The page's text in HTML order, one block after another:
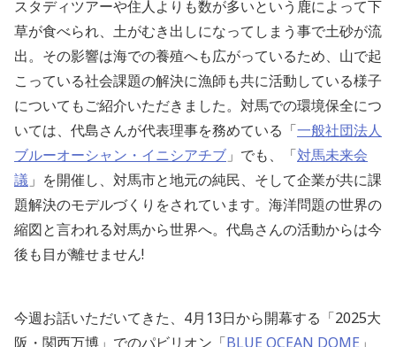
スタディツアーや住人よりも数が多いという鹿によって下
草が食べられ、土がむき出しになってしまう事で土砂が流
出。その影響は海での養殖へも広がっているため、山で起
こっている社会課題の解決に漁師も共に活動している様子
についてもご紹介いただきました。対馬での環境保全につ
いては、代島さんが代表理事を務めている「一般社団法人
ブルーオーシャン・イニシアチブ 」でも、「対馬未来会
議 」を開催し、対馬市と地元の純民、そして企業が共に課
題解決のモデルづくりをされています。海洋問題の世界の
縮図と言われる対馬から世界へ。代島さんの活動からは今
後も目が離せません!
今週お話いただいてきた、4月13日から開幕する「2025大
阪・関西万博」でのパビリオン「BLUE OCEAN DOME 」